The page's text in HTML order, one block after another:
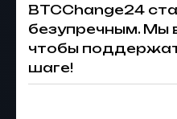
BTCChange24
безупречным. Мы
чтобы
шаге!